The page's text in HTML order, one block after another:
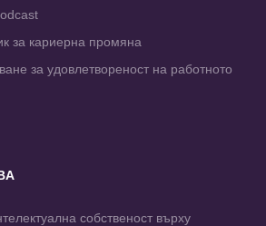
за кариерна промяна
за удовлетвореност на работното
собственост върху